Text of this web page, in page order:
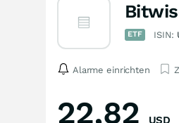
ETF ISIN:
Alarme einrichten
22,82 USD